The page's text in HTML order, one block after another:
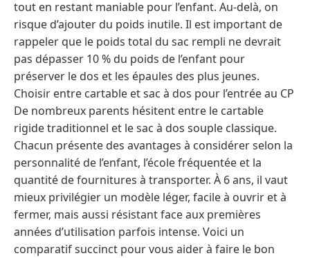
tout en restant maniable pour l’enfant. Au-delà, on
risque d’ajouter du poids inutile. Il est important de
rappeler que le poids total du sac rempli ne devrait
pas dépasser 10 % du poids de l’enfant pour
préserver le dos et les épaules des plus jeunes.
Choisir entre cartable et sac à dos pour l’entrée au CP
De nombreux parents hésitent entre le cartable
rigide traditionnel et le sac à dos souple classique.
Chacun présente des avantages à considérer selon la
personnalité de l’enfant, l’école fréquentée et la
quantité de fournitures à transporter. À 6 ans, il vaut
mieux privilégier un modèle léger, facile à ouvrir et à
fermer, mais aussi résistant face aux premières
années d’utilisation parfois intense. Voici un
comparatif succinct pour vous aider à faire le bon